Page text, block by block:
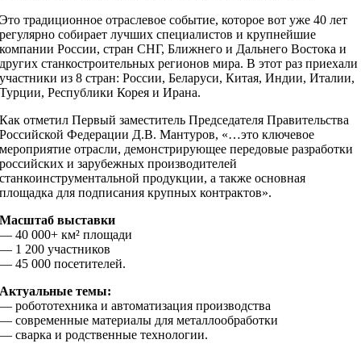
Это традиционное отраслевое событие, которое вот уже 40 лет
регулярно собирает лучших специалистов и крупнейшие
компании России, стран СНГ, Ближнего и Дальнего Востока и
других станкостроительных регионов мира. В этот раз приехали
участники из 8 стран: России, Беларуси, Китая, Индии, Италии,
Турции, Республики Корея и Ирана.
Как отметил Первый заместитель Председателя Правительства
Российской Федерации Д.В. Мантуров, «…это ключевое
мероприятие отрасли, демонстрирующее передовые разработки
российских и зарубежных производителей
станкоинструментальной продукции, а также основная
площадка для подписания крупных контрактов».
Масштаб выставки
— 40 000+ км² площади
— 1 200 участников
— 45 000 посетителей.
Актуальные темы:
— робототехника и автоматизация производства
— современные материалы для металлообработки
— сварка и родственные технологии.